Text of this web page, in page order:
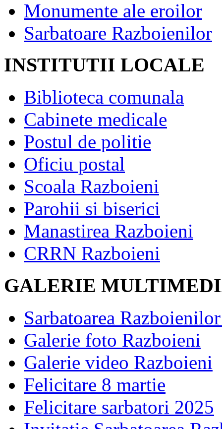
Monumente ale eroilor
Sarbatoare Razboienilor
INSTITUTII LOCALE
Biblioteca comunala
Cabinete medicale
Postul de politie
Oficiu postal
Scoala Razboieni
Parohii si biserici
Manastirea Razboieni
CRRN Razboieni
GALERIE
Sarbatoarea
Galerie foto Razboieni
Galerie video Razboieni
Felicitare 8 martie
Felicitare sarbatori 2025